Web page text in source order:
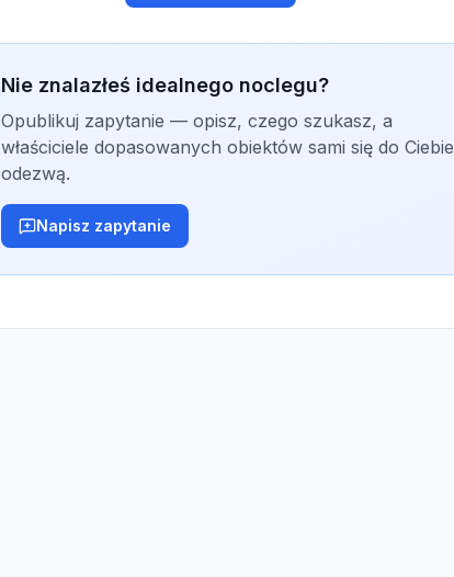
Nie znalazłeś idealnego noclegu?
Opublikuj zapytanie — opisz, czego szukasz, a
właściciele dopasowanych obiektów sami się do Ciebie
odezwą.
Napisz zapytanie